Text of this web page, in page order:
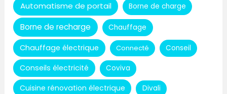
Automatisme de portail Borne de charge
Borne de recharge Chauffage
Chauffage électrique Connecté Conseil
Conseils électricité Coviva
Cuisine rénovation électrique Divali